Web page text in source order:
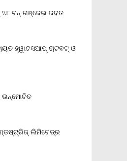
୨.୮ ଟନ୍ ଗଞ୍ଜେଇ ଜବତ
ହ୍ୱାଟସଆପ୍ ଚାଟବଟ୍ ଓ
ଲିମିଟେଡ୍‌ର